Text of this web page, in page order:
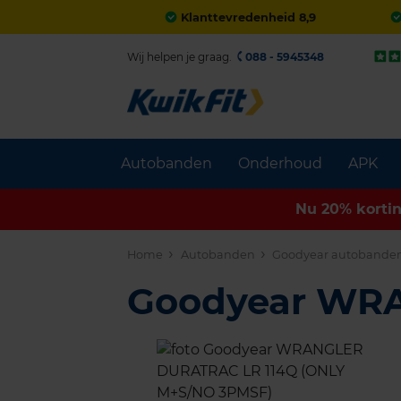
Klanttevredenheid 8,9
Autobanden Onderhoud APK
Wij helpen je graag. 088 - 5945348
Nu 20%
Home Autobanden Goodyear
Goodyear